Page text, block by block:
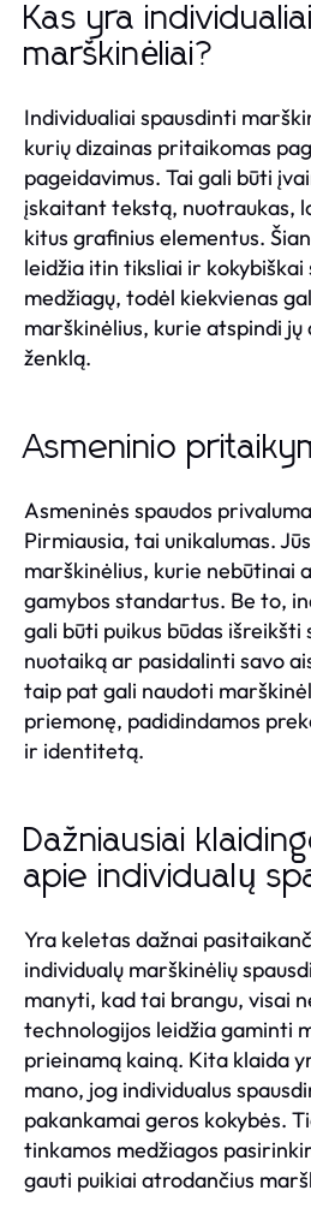
Kas yra
marškinėliai?
Individualiai spausdinti
kurių dizainas pritaikomas
pageidavimus. Tai gali būti
įskaitant tekstą, nuotraukas,
kitus grafinius elementus.
leidžia itin tiksliai ir
medžiagų, todėl kiekvienas
marškinėlius, kurie atspindi
ženklą.
Asmeninio
Asmeninės spaudos
Pirmiausia, tai unikalumas.
marškinėlius, kurie nebūtinai
gamybos standartus. Be to,
gali būti puikus būdas išreikšti
nuotaiką ar pasidalinti savo
taip pat gali naudoti
priemonę, padidindamos
ir identitetą.
Dažniausiai
apie individualų
Yra keletas dažnai
individualų marškinėlių
manyti, kad tai brangu, visai
technologijos leidžia gaminti
prieinamą kainą. Kita klaida
mano, jog individualus
pakankamai geros kokybės.
tinkamos medžiagos
gauti puikiai atrodančius